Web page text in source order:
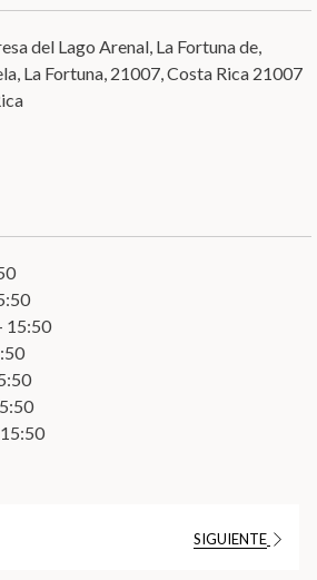
el
contenido
del Lago Arenal, La Fortuna de,
La Fortuna, 21007, Costa Rica 21007
15:50
SIGUIENTE